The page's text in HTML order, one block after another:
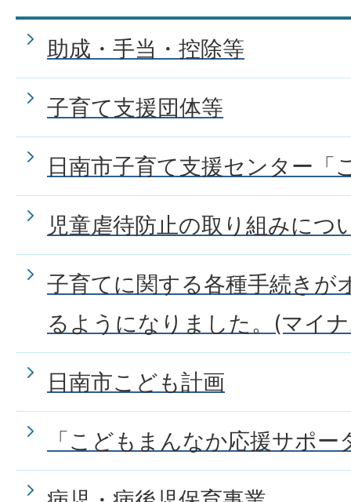
談したらよいですか。
助成・手当・控除等
子育て支援団体等
日南市子育て支援センター「
児童虐待防止の取り組みにつ
子育てに関する各種手続きが
るようになりました。(マイ
日南市こども計画
「こどもまんなか応援サポー